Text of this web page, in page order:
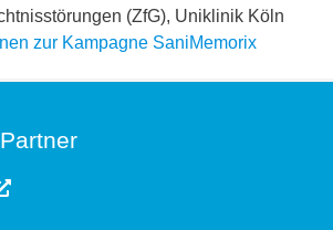
(ZfG), Uniklinik Köln
zur Kampagne SaniMemorix